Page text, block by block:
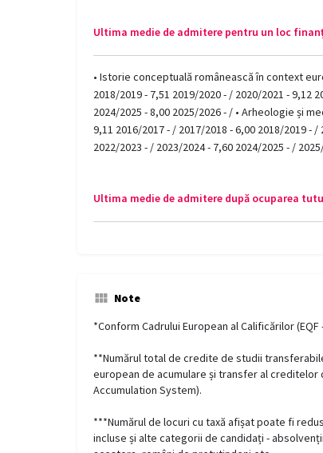
Ultima medie de admitere pentru un loc
• Istorie conceptuală românească în context
2018/2019 - 7,51 2019/2020 - / 2020/2021 - 9,12
2024/2025 - 8,00 2025/2026 - / • Arheologie și
9,11 2016/2017 - / 2017/2018 - 6,00 2018/2019 -
2022/2023 - / 2023/2024 - 7,60 2024/2025 - /
Ultima medie de admitere după ocuparea
Note
*Conform Cadrului European al Calificărilor
**Numărul total de credite de studii
european de acumulare și transfer al creditelor
Accumulation System).
***Numărul de locuri cu taxă afișat poate fi
incluse și alte categorii de candidați -